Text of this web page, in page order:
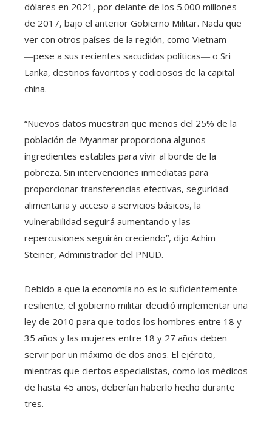
dólares en 2021, por delante de los 5.000 millones
de 2017, bajo el anterior Gobierno Militar. Nada que
ver con otros países de la región, como Vietnam
―pese a sus recientes sacudidas políticas― o Sri
Lanka, destinos favoritos y codiciosos de la capital
china.
“Nuevos datos muestran que menos del 25% de la
población de Myanmar proporciona algunos
ingredientes estables para vivir al borde de la
pobreza. Sin intervenciones inmediatas para
proporcionar transferencias efectivas, seguridad
alimentaria y acceso a servicios básicos, la
vulnerabilidad seguirá aumentando y las
repercusiones seguirán creciendo”, dijo Achim
Steiner, Administrador del PNUD.
Debido a que la economía no es lo suficientemente
resiliente, el gobierno militar decidió implementar una
ley de 2010 para que todos los hombres entre 18 y
35 años y las mujeres entre 18 y 27 años deben
servir por un máximo de dos años. El ejército,
mientras que ciertos especialistas, como los médicos
de hasta 45 años, deberían haberlo hecho durante
tres.